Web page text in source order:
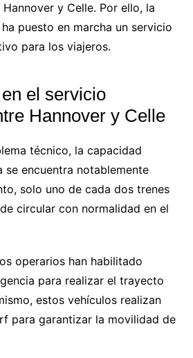
y Celle. Por ello, la
puesto en marcha un servicio
para los viajeros.
el servicio
Hannover y Celle
técnico, la capacidad
se encuentra notablemente
solo uno de cada dos trenes
circular con normalidad en el
operarios han habilitado
para realizar el trayecto
estos vehículos realizan
para garantizar la movilidad de